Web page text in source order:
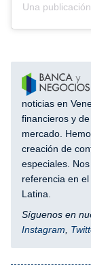
noticias en
financieros y
mercado.
creación de
especiales.
referencia en
Latina.
Síguenos en
Instagram